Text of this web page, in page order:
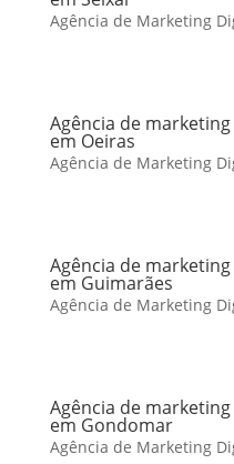
Agência de Marketing
Agência de
em Oeiras
Agência de Marketing
Agência de
em Guimarães
Agência de Marketing
Agência de
em Gondomar
Agência de Marketing